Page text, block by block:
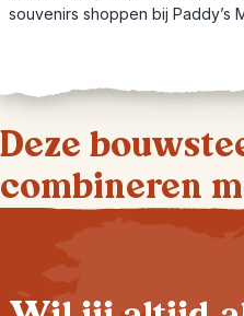
souvenirs shoppen bij Paddy’s
Deze
combineren